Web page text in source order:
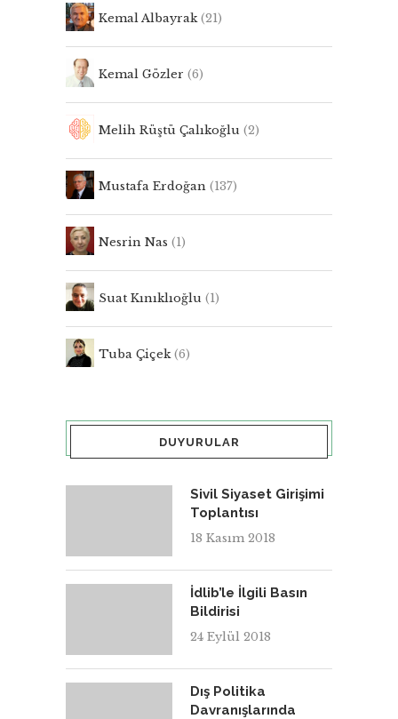
Kemal Albayrak(21)
Kemal Gözler (6)
Melih Rüştü Çalıkoğlu (2)
Mustafa Erdoğan (137)
Nesrin Nas (1)
Suat Kınıklıoğlu (1)
Tuba Çiçek(6)
DUYURULAR
Sivil Siyaset Girişimi
Toplantısı
18 Kasım 2018
İdlib’le İlgili Basın
Bildirisi
24 Eylül 2018
Dış Politika
Davranışlarında